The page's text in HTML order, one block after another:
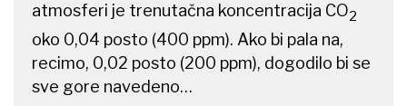
atmosferi je trenutačna koncentracija CO2
oko 0,04 posto (400 ppm). Ako bi pala na,
recimo, 0,02 posto (200 ppm), dogodilo bi se
sve gore navedeno…